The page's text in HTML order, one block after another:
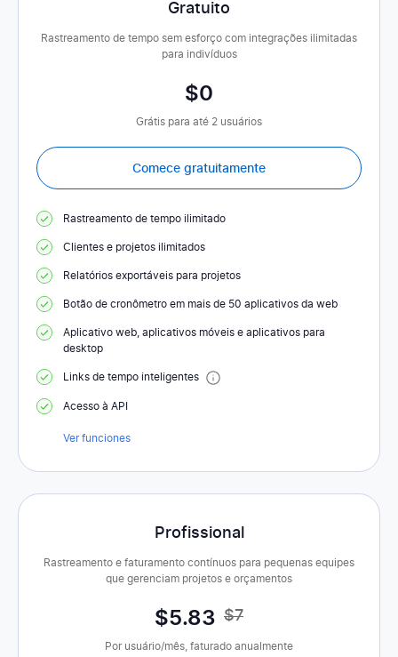
Gratuito
Rastreamento de tempo sem esforço com integrações ilimitadas
para indivíduos
$0
Grátis para até 2 usuários
Comece gratuitamente
Rastreamento de tempo ilimitado
Clientes e projetos ilimitados
Relatórios exportáveis para projetos
Botão de cronômetro em mais de 50 aplicativos da web
Aplicativo web, aplicativos móveis e aplicativos para
desktop
Links de tempo inteligentes
Acesso à API
Ver funciones
Profissional
Rastreamento e faturamento contínuos para pequenas equipes
que gerenciam projetos e orçamentos
$5.83 $7
Por usuário/mês, faturado anualmente